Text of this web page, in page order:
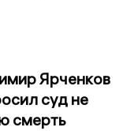
Ярченков
суд не
смерть